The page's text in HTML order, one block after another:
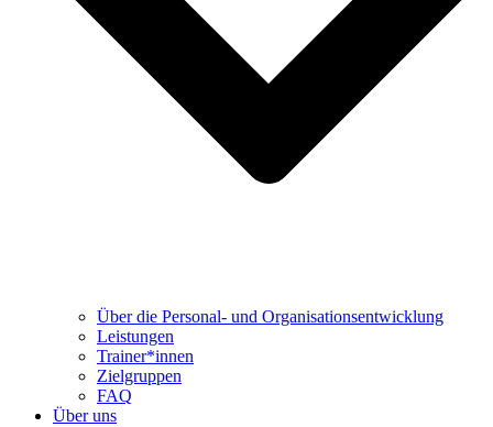
Über die Personal- und Organisationsentwicklung
Leistungen
Trainer*innen
Zielgruppen
FAQ
Über uns